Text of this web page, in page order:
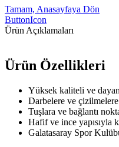
Tamam, Anasayfaya Dön
ButtonIcon
Ürün Açıklamaları
Ürün Özellikleri
Yüksek kaliteli ve
Darbelere ve
Tuşlara ve bağlantı
Hafif ve ince yapısıyla
Galatasaray Spor